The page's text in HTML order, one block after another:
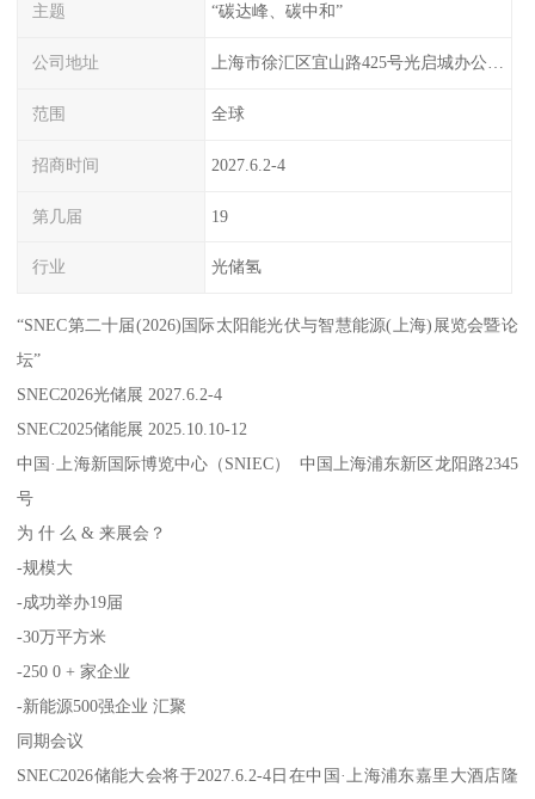
主题 “碳达峰、碳中和”
公司地址 上海市徐汇区宜山路425号光启城办公楼905-907室
范围 全球
招商时间 2027.6.2-4
第几届 19
行业 光储氢
“SNEC第二十届(2026)国际太阳能光伏与智慧能源(上海)展览会暨论
坛”
SNEC2026光储展 2027.6.2-4
SNEC2025储能展 2025.10.10-12
中国·上海新国际博览中心（SNIEC） 中国上海浦东新区龙阳路2345
号
为 什 么 & 来展会？
-规模大
-成功举办19届
-30万平方米
-250 0 + 家企业
-新能源500强企业 汇聚
同期会议
SNEC2026储能大会将于2027.6.2-4日在中国·上海浦东嘉里大酒店隆